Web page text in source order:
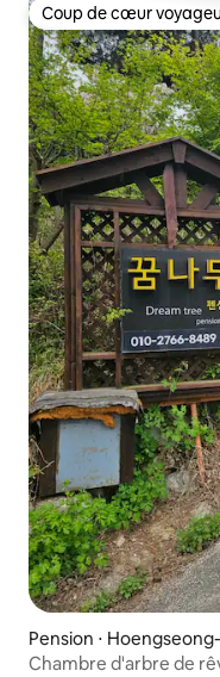
Coup de cœur
Coup de cœur
Pension ⋅
Chambre d'arbre de